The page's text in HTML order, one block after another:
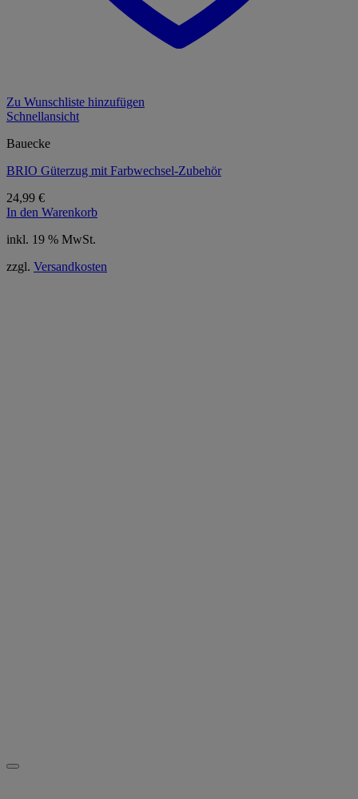
Zu Wunschliste hinzufügen
Schnellansicht
Bauecke
BRIO Güterzug mit Farbwechsel-Zubehör
24,99 €
In den Warenkorb
inkl. 19 % MwSt.
zzgl. Versandkosten